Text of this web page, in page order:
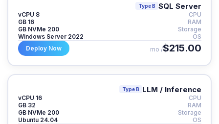
SQL Server
Type B
CPU
8 vCPU
RAM
16 GB
Storage
200 GB NVMe
OS
Windows Server 2022
$215.00
/ mo
Deploy Now
LLM / Inference
Type B
CPU
16 vCPU
RAM
32 GB
Storage
200 GB NVMe
OS
Ubuntu 24.04